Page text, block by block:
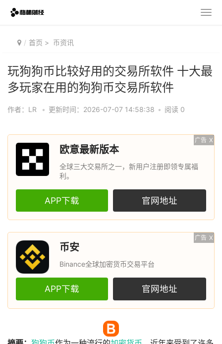
首页 > 币资讯
玩狗狗币比较好用的交易所软件 十大最
多玩家在用的狗狗币交易所软件
作者：LR • 更新时间：2026-07-07 14:58:38 • 阅读 0
广告 X
欧意最新版本
全球三大交易所之一，新用户注册即领专属福
利。
APP下载 官网地址
广告 X
币安
Binance全球加密货币交易平台
APP下载 官网地址